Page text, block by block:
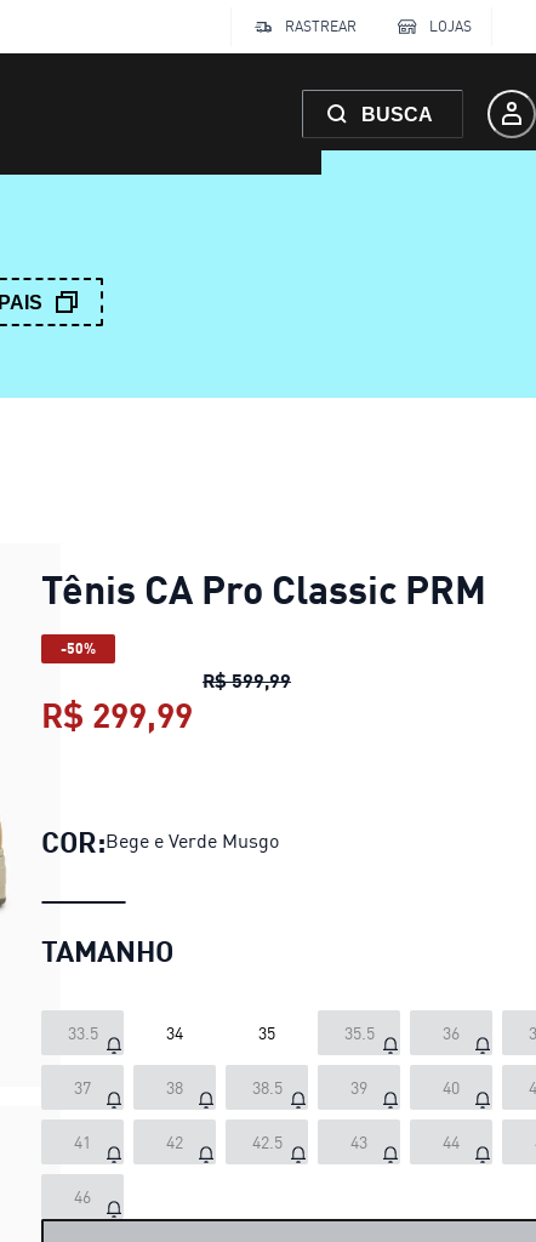
RASTREAR LOJAS
BUSCA
PAIS
Tênis CA Pro Classic PRM
-50%
R$ 599,99Tênis CA Pro Classic PRM
R$ 299,99
COR:Bege e Verde Musgo
TAMANHO
33.5 34 35 35.5 36
37 38 38.5 39 40
41 42 42.5 43 44
46